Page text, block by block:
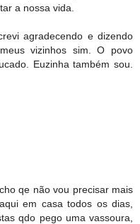
a nossa vida.
agradecendo e dizendo
vizinhos sim. O povo
Euzinha também sou.
qe não vou precisar mais
em casa todos os dias,
qdo pego uma vassoura,